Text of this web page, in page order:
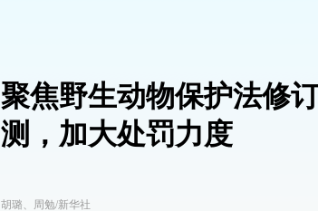
聚焦野生动物保护法修
测，加大处罚力度
胡璐、周勉/新华社